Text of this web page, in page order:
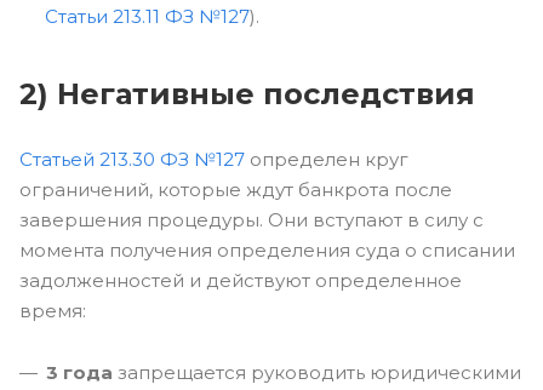
Статьи 213.11 ФЗ №127).
2) Негативные последствия
Статьей 213.30 ФЗ №127 определен круг
ограничений, которые ждут банкрота после
завершения процедуры. Они вступают в силу с
момента получения определения суда о списании
задолженностей и действуют определенное
время:
3 года запрещается руководить юридическими